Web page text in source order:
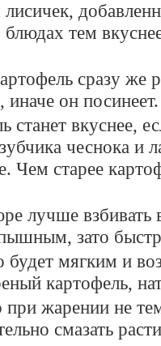
блюдах тем
сразу же
он посинеет.
станет вкуснее,
чеснока и
Чем старее
лучше
зато
будет мягким и
картофель,
жарении не
смазать